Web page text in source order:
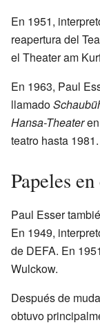
En 1951,
reapertura del
el Theater am
En 1963, Paul
llamado
Hansa-Theateren
teatro hasta 1981.
Papeles
Paul Esser
En 1949,
de DEFA. En
Wulckow.
Después de
obtuvo